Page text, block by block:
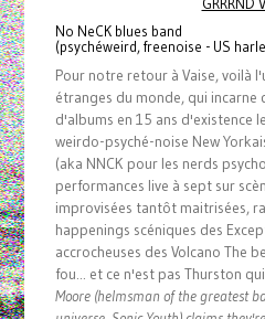
GRRRND
No NeCK blues band
(psychéweird, freenoise - US
Pour notre retour à Vaise, voilà
étranges du monde, qui incarne
d'albums en 15 ans d'existence
weirdo-psyché-noise New
(aka NNCK pour les nerds
performances live à sept sur
improvisées tantôt maitrisées,
happenings scéniques des
accrocheuses des Volcano The
fou... et ce n'est pas Thurston
Moore (helmsman of the greatest